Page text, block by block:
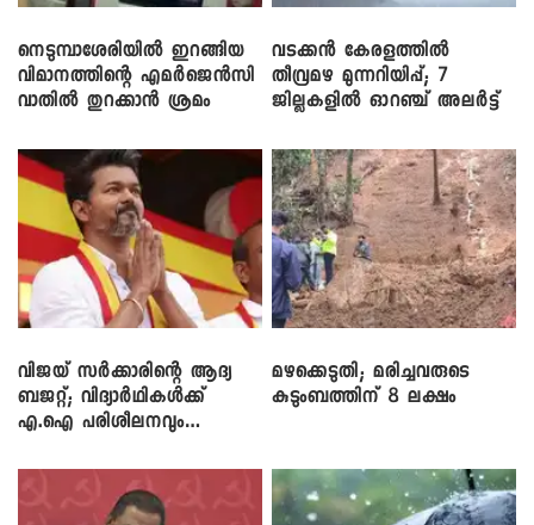
നെടുമ്പാശേരിയിൽ ഇറങ്ങിയ
വിമാനത്തിന്റെ എമർജെൻസി
വാതിൽ തുറക്കാൻ ശ്രമം
വടക്കൻ കേരളത്തിൽ
തീവ്രമഴ മുന്നറിയിപ്പ്; 7
ജില്ലകളിൽ ഓറഞ്ച് അലർട്ട്
വിജയ് സർക്കാരിന്റെ ആദ്യ
ബജറ്റ്; വിദ്യാർഥികൾക്ക്
എ.ഐ പരിശീലനവും
മഴക്കെടുതി; മരിച്ചവരുടെ
കുടുംബത്തിന് 8 ലക്ഷം